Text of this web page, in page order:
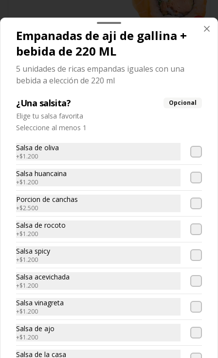
Tako spicy 🌶️
Pulpo, spicy, palta
$5.670
Maguro roll
Atun, palta, queso
$5.320$7.600
Edo roll
Camaron, salmon, queso crema
$5.530$7.900
-30%
Smoked roll
Salmon ahumado, queso cream,
cebollin
Empanadas de aji de gallina +
bebida de 220 ML
5 unidades de ricas empandas iguales con una
bebida a elección de 220 ml
¿Una salsita? Opcional
Elige tu salsa favorita
Seleccione al menos 1
Salsa de oliva
+$1.200
Salsa huancaina
+$1.200
Porcion de canchas
+$2.500
Salsa de rocoto
+$1.200
Salsa spicy
+$1.200
Salsa acevichada
+$1.200
Salsa vinagreta
+$1.200
Salsa de ajo
+$1.200
Salsa de la casa